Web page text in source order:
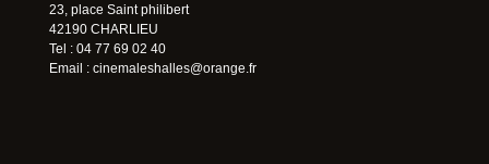
23, place Saint philibert
42190 CHARLIEU
Tel : 04 77 69 02 40
Email : cinemaleshalles@orange.fr